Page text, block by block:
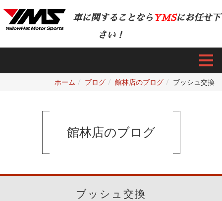
車に関することなら YMSにお任せ下
さい！
ホーム ブログ 館林店のブログ ブッシュ交換
館林店のブログ
ブッシュ交換